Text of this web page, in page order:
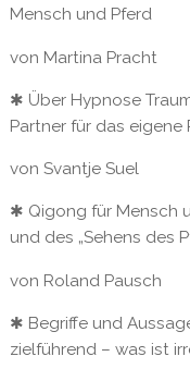
Mensch und Pferd
von Martina Pracht
✱ Über Hypnose
Partner für das eigene
von Svantje Suel
✱ Qigong für Mensch
und des „Sehens des
von Roland Pausch
✱ Begriffe und
zielführend – was ist